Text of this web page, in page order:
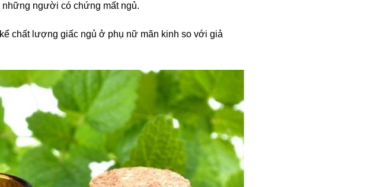
người có chứng mất ngủ.
chất lượng giấc ngủ ở phụ nữ mãn kinh so với giả